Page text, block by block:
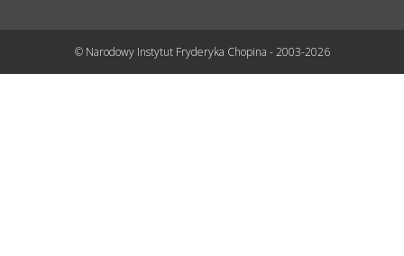
© Narodowy Instytut Fryderyka Chopina - 2003-2026